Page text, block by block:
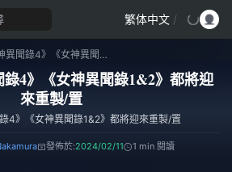
繁体中文 /
爆料稱《女神異聞錄4》《女神異聞錄1&2》都將迎來重製/置
4》《女神異聞錄1&2》都將迎
來重製/置
4》《女神異聞錄1&2》都將迎來重製/置
發佈於:2024/02/11 1 min 閱讀